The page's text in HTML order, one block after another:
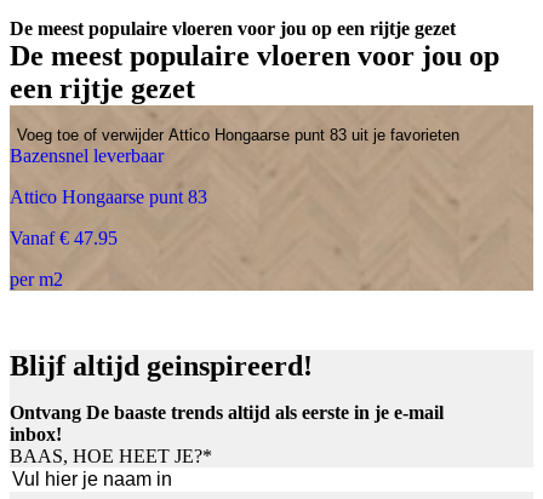
De meest populaire vloeren voor jou op een rijtje gezet
De meest populaire vloeren voor jou op
een rijtje gezet
Voeg toe of verwijder Attico Hongaarse punt 83 uit je favorieten
Bazensnel leverbaar
Attico Hongaarse punt 83
Vanaf € 47.95
per m2
Blijf altijd geinspireerd!
Ontvang De baaste trends altijd als eerste in je e-mail
inbox!
BAAS, HOE HEET JE?*